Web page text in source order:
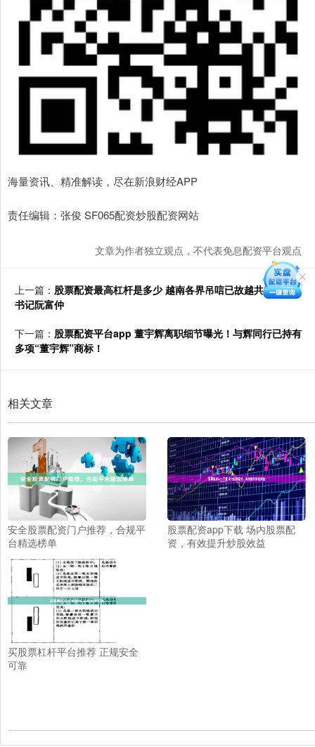
海量资讯、精准解读，尽在新浪财经APP
责任编辑：张俊 SF065配资炒股配资网站
文章为作者独立观点，不代表免息配资平台观点
上一篇： 股票配资最高杠杆是多少 越南各界吊唁已故越共中央总
书记阮富仲
下一篇： 股票配资平台app 董宇辉离职细节曝光！与辉同行已持有
多项“董宇辉”商标！
相关文章
安全股票配资门户推荐，合规平
台精选榜单
股票配资app下载 场内股票配
资，有效提升炒股效益
买股票杠杆平台推荐 正规安全
可靠